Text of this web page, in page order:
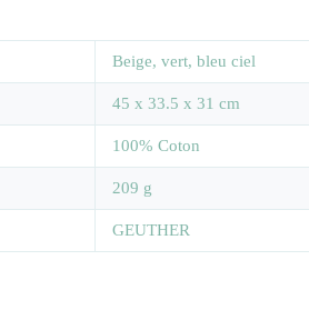
Beige, vert, bleu ciel
‎45 x 33.5 x 31 cm
100% Coton
209 g
GEUTHER